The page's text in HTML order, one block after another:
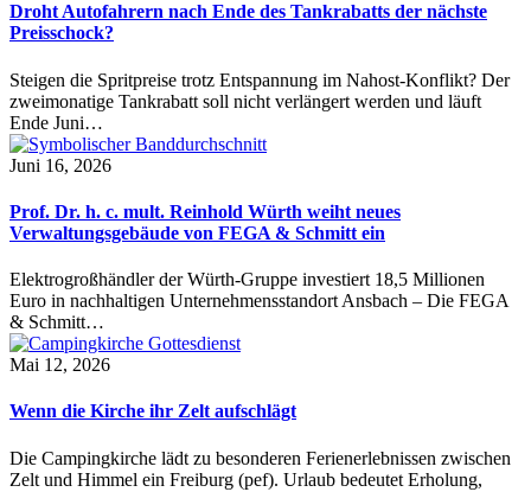
Droht Autofahrern nach Ende des Tankrabatts der nächste
Preisschock?
Steigen die Spritpreise trotz Entspannung im Nahost-Konflikt? Der
zweimonatige Tankrabatt soll nicht verlängert werden und läuft
Ende Juni…
Juni 16, 2026
Prof. Dr. h. c. mult. Reinhold Würth weiht neues
Verwaltungsgebäude von FEGA & Schmitt ein
Elektrogroßhändler der Würth-Gruppe investiert 18,5 Millionen
Euro in nachhaltigen Unternehmensstandort Ansbach – Die FEGA
& Schmitt…
Mai 12, 2026
Wenn die Kirche ihr Zelt aufschlägt
Die Campingkirche lädt zu besonderen Ferienerlebnissen zwischen
Zelt und Himmel ein Freiburg (pef). Urlaub bedeutet Erholung,